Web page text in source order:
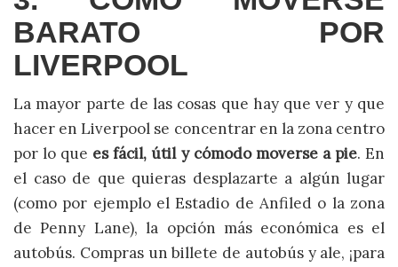
BARATO POR
LIVERPOOL
La mayor parte de las cosas que hay que ver y que
hacer en Liverpool se concentrar en la zona centro
por lo que es fácil, útil y cómodo moverse a pie. En
el caso de que quieras desplazarte a algún lugar
(como por ejemplo el Estadio de Anfiled o la zona
de Penny Lane), la opción más económica es el
autobús. Compras un billete de autobús y ale, ¡para